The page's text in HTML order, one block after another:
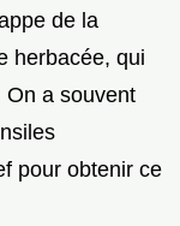
de la
herbacée, qui
On a souvent
pour obtenir ce